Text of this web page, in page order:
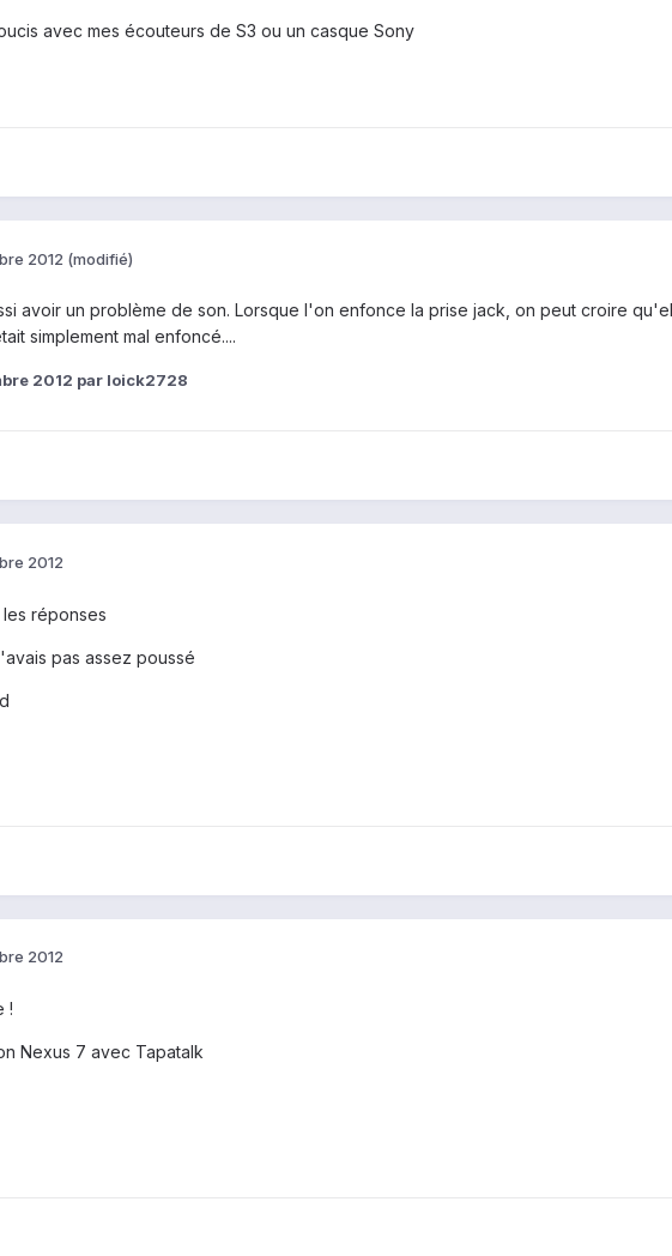
avec mes écouteurs de S3 ou un casque Sony
2012 (modifié)
avoir un problème de son. Lorsque l'on enfonce la prise jack, on peut croire
simplement mal enfoncé....
2012 par loick2728
2012
réponses
pas assez poussé
2012
!
Nexus 7 avec Tapatalk